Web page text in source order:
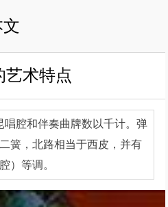
文
艺术特点
唱腔和伴奏曲牌数以千计。弹
簧，北路相当于西皮，并有
）等调。